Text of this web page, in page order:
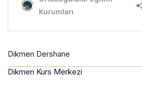
Dikmen Dershane
Dikmen Kurs Merkezi